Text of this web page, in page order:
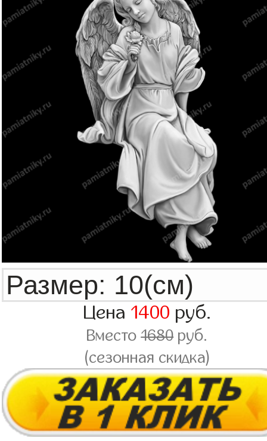
Цена 1400 руб.
Вместо1680руб.
(сезонная скидка)